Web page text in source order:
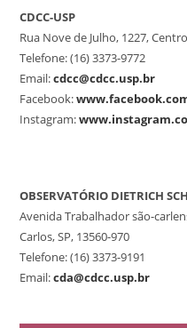
CDCC-USP
Rua Nove de Julho, 1227,
Telefone: (16) 3373-9772
Email:cdcc@cdcc.usp.br
Facebook:
Instagram:
OBSERVATÓRIO DIETRICH
Avenida Trabalhador são-
Carlos, SP, 13560-970
Telefone: (16) 3373-9191
Email:cda@cdcc.usp.br